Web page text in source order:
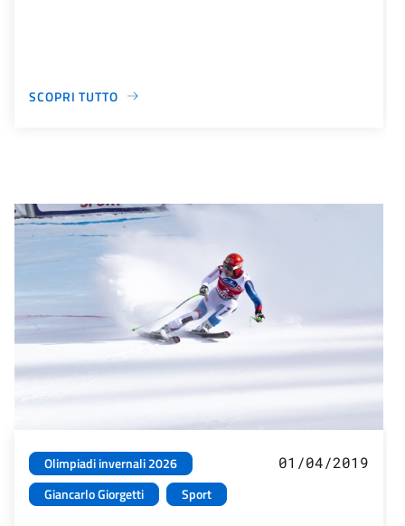
SCOPRI TUTTO
Olimpiadi invernali 2026
Giancarlo Giorgetti
Sport
01/04/2019